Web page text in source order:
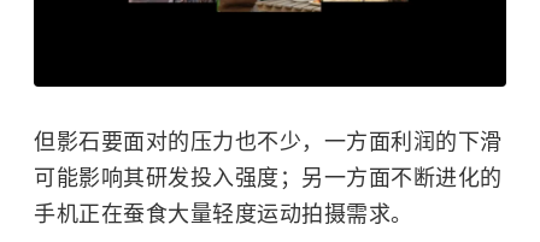
但影石要面对的压力也不少，一方面利润的下滑
可能影响其研发投入强度；另一方面不断进化的
手机正在蚕食大量轻度运动拍摄需求。